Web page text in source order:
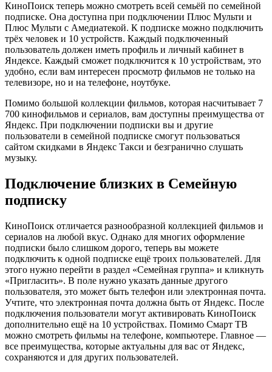
КиноПоиск теперь можно смотреть всей семьёй по семейной
подписке. Она доступна при подключении Плюс Мульти и
Плюс Мульти с Амедиатекой. К подписке можно подключить
трёх человек и 10 устройств. Каждый подключенный
пользователь должен иметь профиль и личный кабинет в
Яндексе. Каждый сможет подключится к 10 устройствам, это
удобно, если вам интересен просмотр фильмов не только на
телевизоре, но и на телефоне, ноутбуке.
Помимо большой коллекции фильмов, которая насчитывает 7
700 кинофильмов и сериалов, вам доступны преимущества от
Яндекс. При подключении подписки вы и другие
пользователи в семейной подписке смогут пользоваться
сайтом скидками в Яндекс Такси и безгранично слушать
музыку.
Подключение близких в Семейную
подписку
КиноПоиск отличается разнообразной коллекцией фильмов и
сериалов на любой вкус. Однако для многих оформление
подписки было слишком дорого, теперь вы можете
подключить к одной подписке ещё троих пользователей. Для
этого нужно перейти в раздел «Семейная группа» и кликнуть
«Пригласить». В поле нужно указать данные другого
пользователя, это может быть телефон или электронная почта.
Учтите, что электронная почта должна быть от Яндекс. После
подключения пользователи могут активировать КиноПоиск
дополнительно ещё на 10 устройствах. Помимо Смарт ТВ
можно смотреть фильмы на телефоне, компьютере. Главное —
все преимущества, которые актуальны для вас от Яндекс,
сохраняются и для других пользователей.